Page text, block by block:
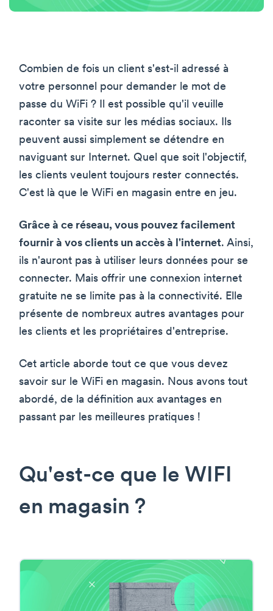
Combien de fois un client s'est-il adressé à
votre personnel pour demander le mot de
passe du WiFi ? Il est possible qu'il veuille
raconter sa visite sur les médias sociaux. Ils
peuvent aussi simplement se détendre en
naviguant sur Internet. Quel que soit l'objectif,
les clients veulent toujours rester connectés.
C'est là que le WiFi en magasin entre en jeu.
Grâce à ce réseau, vous pouvez facilement
fournir à vos clients un accès à l'internet. Ainsi,
ils n'auront pas à utiliser leurs données pour se
connecter. Mais offrir une connexion internet
gratuite ne se limite pas à la connectivité. Elle
présente de nombreux autres avantages pour
les clients et les propriétaires d'entreprise.
Cet article aborde tout ce que vous devez
savoir sur le WiFi en magasin. Nous avons tout
abordé, de la définition aux avantages en
passant par les meilleures pratiques !
Qu'est-ce que le WIFI
en magasin ?